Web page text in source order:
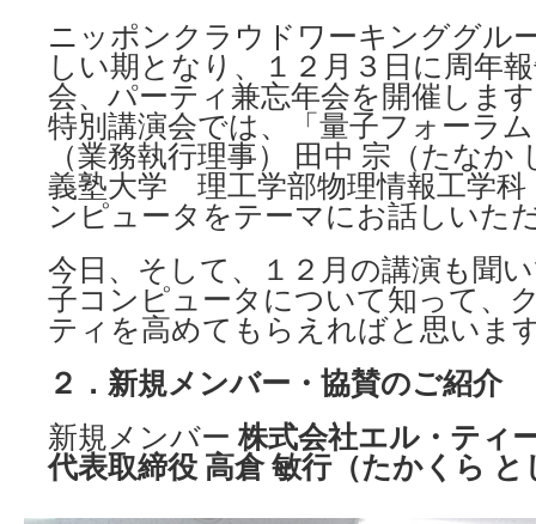
ニッポンクラウドワーキンググル
しい期となり、１２月３日に周年
会、パーティ兼忘年会を開催しま
特別講演会では、「量子フォーラ
（業務執行理事） 田中 宗（たなか
義塾大学 理工学部物理情報工学
ンピュータをテーマにお話しいた
今日、そして、１２月の講演も聞
子コンピュータについて知って、
ティを高めてもらえればと思いま
２．新規メンバー・協賛のご紹介
新規メンバー株式会社エル・ティ
代表取締役 高倉 敏行（たかくら と